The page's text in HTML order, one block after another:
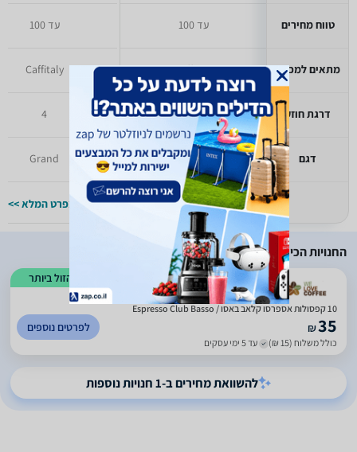
טווח מחירים
מתאים למכונה
דרגת חוזק
דגם
עד 100
Caffitaly
2
Soprano
למפרט המלא >>
עד 100
Caffitaly
4
Grand
למפרט המלא >>
החנויות הכי זולות
הזול ביותר
3
49
)
10 קפסולות אספרסו קלאב באסו / Espresso Club Basso
₪35
כולל משלוח (15 ₪) עד 5 ימי עסקים
לפרטים נוספים
להשוואת מחירים ב-1 חנויות נוספות